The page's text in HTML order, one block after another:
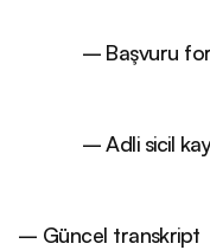
– Başvuru
– Adli sicil
– Güncel transkript